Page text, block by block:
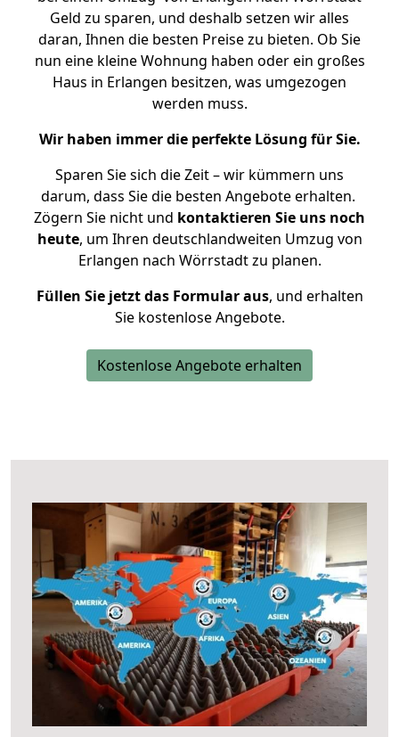
Geld zu sparen, und deshalb setzen wir alles
daran, Ihnen die besten Preise zu bieten. Ob Sie
nun eine kleine Wohnung haben oder ein großes
Haus in Erlangen besitzen, was umgezogen
werden muss.
Wir haben immer die perfekte Lösung für Sie.
Sparen Sie sich die Zeit – wir kümmern uns
darum, dass Sie die besten Angebote erhalten.
Zögern Sie nicht und kontaktieren Sie uns noch
heute, um Ihren deutschlandweiten Umzug von
Erlangen nach Wörrstadt zu planen.
Füllen Sie jetzt das Formular aus, und erhalten
Sie kostenlose Angebote.
Kostenlose Angebote erhalten